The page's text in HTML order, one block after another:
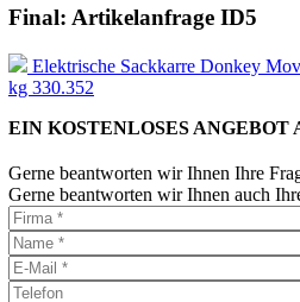
Final: Artikelanfrage ID5
Elektrische Sackkarre Donkey
kg 330.352
EIN KOSTENLOSES ANGEBOT
Gerne beantworten wir Ihnen Ihre
Gerne beantworten wir Ihnen auch